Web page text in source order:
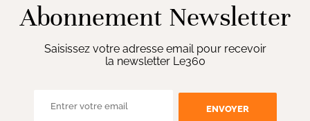
Abonnement Newsletter
Saisissez votre adresse email pour recevoir
la newsletter Le360
ENVOYER